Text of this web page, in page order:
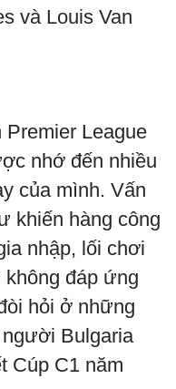
và Louis Van
Premier League
nhớ đến nhiều
của mình. Vấn
khiến hàng công
nhập, lối chơi
đáp ứng
hỏi ở những
Bulgaria
Cúp C1 năm